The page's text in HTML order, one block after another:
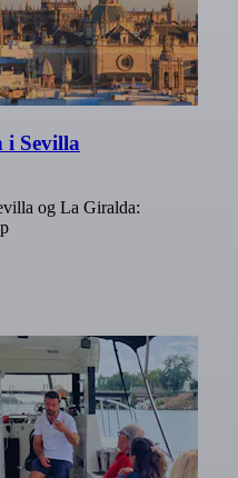
i Sevilla
og La Giralda: